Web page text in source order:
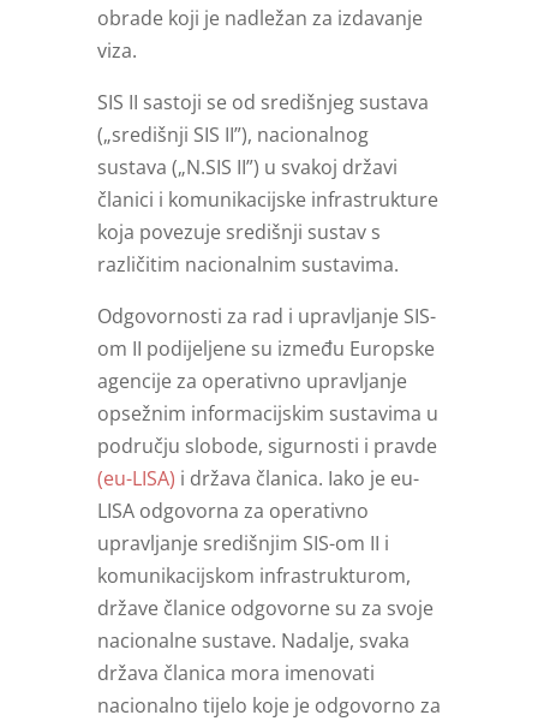
obrade koji je nadležan za izdavanje
viza.
SIS II sastoji se od središnjeg sustava
(„središnji SIS II”), nacionalnog
sustava („N.SIS II”) u svakoj državi
članici i komunikacijske infrastrukture
koja povezuje središnji sustav s
različitim nacionalnim sustavima.
Odgovornosti za rad i upravljanje SIS-
om II podijeljene su između Europske
agencije za operativno upravljanje
opsežnim informacijskim sustavima u
području slobode, sigurnosti i pravde
(eu-LISA) i država članica. Iako je eu-
LISA odgovorna za operativno
upravljanje središnjim SIS-om II i
komunikacijskom infrastrukturom,
države članice odgovorne su za svoje
nacionalne sustave. Nadalje, svaka
država članica mora imenovati
nacionalno tijelo koje je odgovorno za